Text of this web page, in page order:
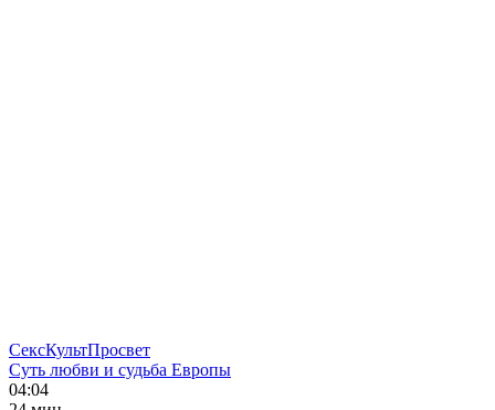
СексКультПросвет
Суть любви и судьба Европы
04:04